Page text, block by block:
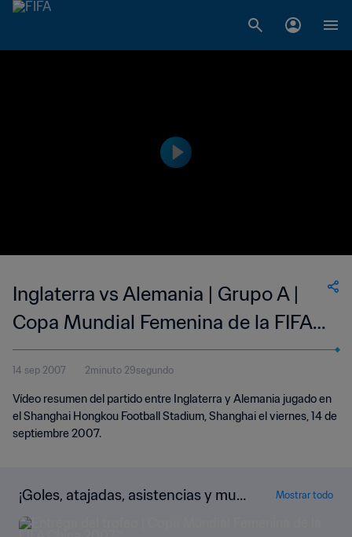
Inglaterra vs Alemania | Grupo A |
Copa Mundial Femenina de la FIFA
China 2007™ | Highlights
14 sep 2007 2minuto 29segundo
Vídeo resumen del partido entre Inglaterra y Alemania jugado en
el Shanghai Hongkou Football Stadium, Shanghai el viernes, 14 de
septiembre 2007.
¡Goles, atajadas, asistencias y muc
ho más!
Mostrar todo